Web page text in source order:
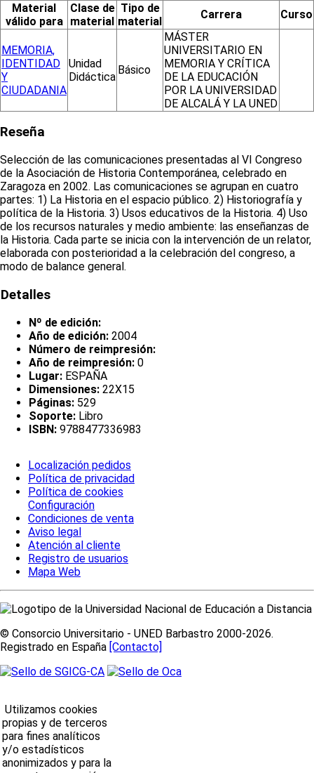
Material
válido para
Clase de
material
Tipo de
material
Carrera Curso
MEMORIA,
IDENTIDAD
Y
CIUDADANIA
Unidad
Didáctica
Básico
MÁSTER
UNIVERSITARIO EN
MEMORIA Y CRÍTICA
DE LA EDUCACIÓN
POR LA UNIVERSIDAD
DE ALCALÁ Y LA UNED
Reseña
Selección de las comunicaciones presentadas al VI Congreso
de la Asociación de Historia Contemporánea, celebrado en
Zaragoza en 2002. Las comunicaciones se agrupan en cuatro
partes: 1) La Historia en el espacio público. 2) Historiografía y
política de la Historia. 3) Usos educativos de la Historia. 4) Uso
de los recursos naturales y medio ambiente: las enseñanzas de
la Historia. Cada parte se inicia con la intervención de un relator,
elaborada con posterioridad a la celebración del congreso, a
modo de balance general.
Detalles
Nº de edición:
Año de edición: 2004
Número de reimpresión:
Año de reimpresión: 0
Lugar: ESPAÑA
Dimensiones: 22X15
Páginas: 529
Soporte: Libro
ISBN: 9788477336983
Localización pedidos
Política de privacidad
Política de cookies
Configuración
Condiciones de venta
Aviso legal
Atención al cliente
Registro de usuarios
Mapa Web
© Consorcio Universitario - UNED Barbastro 2000-2026.
Registrado en España [Contacto]
Utilizamos cookies
propias y de terceros
para fines analíticos
y/o estadísticos
anonimizados y para la